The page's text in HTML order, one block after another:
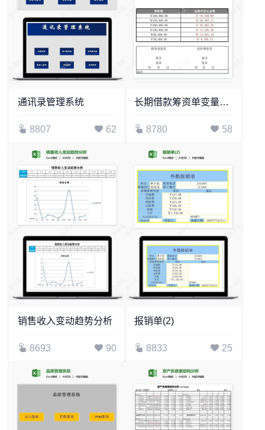
通讯录管理系统
8807 62
长期借款筹资单变量模拟运算
8780 58
销售收入变动趋势分析
8693 90
报销单(2)
8833 25